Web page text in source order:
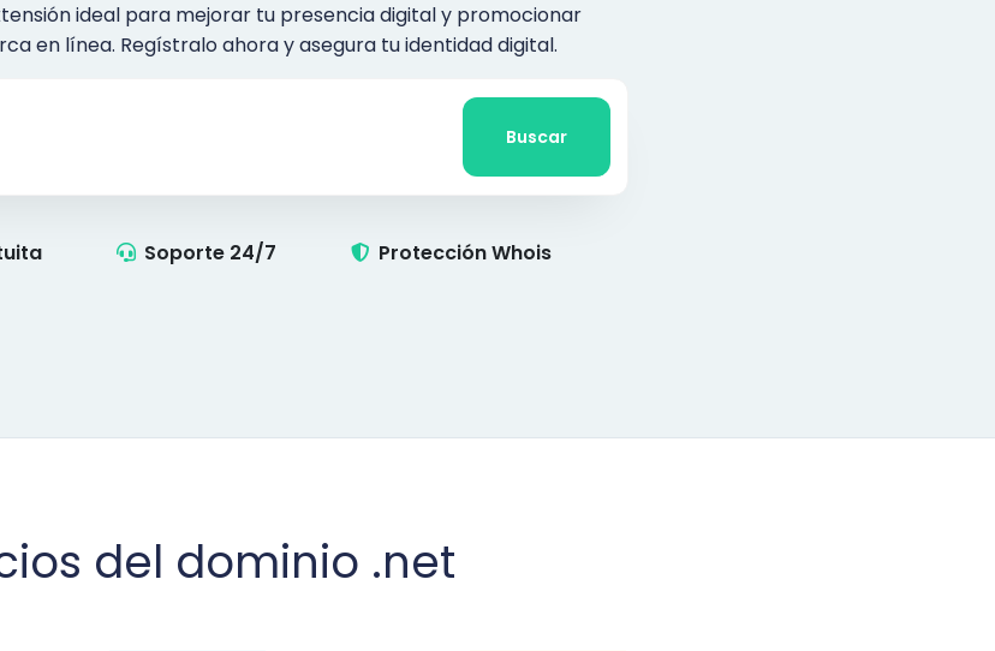
ideal para mejorar tu presencia digital y promocionar
en línea. Regístralo ahora y asegura tu identidad digital.
Buscar
Soporte 24/7 Protección Whois
del dominio .net